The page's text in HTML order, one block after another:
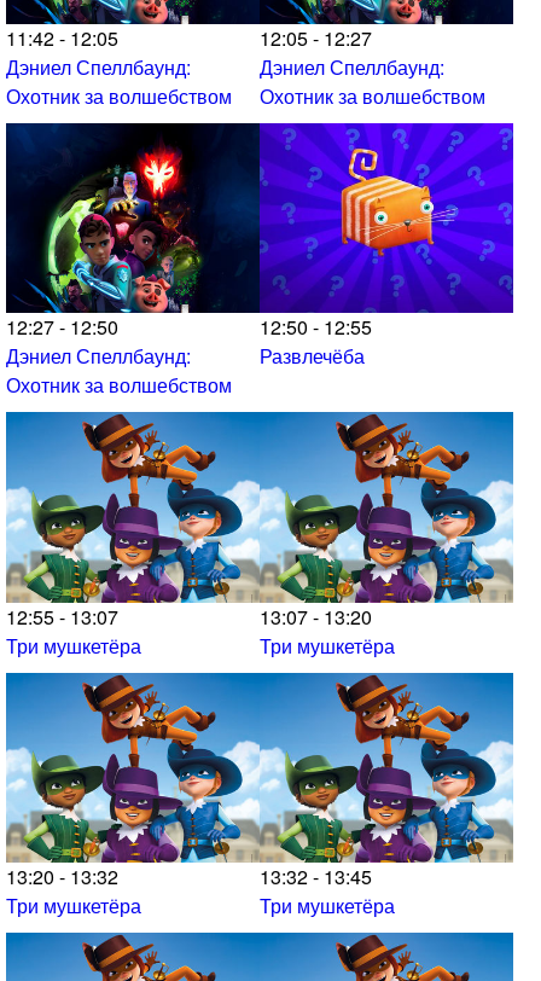
11:42 - 12:05
Дэниел Спеллбаунд:
Охотник за волшебством
12:05 - 12:27
Дэниел Спеллбаунд:
Охотник за волшебством
12:27 - 12:50
Дэниел Спеллбаунд:
Охотник за волшебством
12:50 - 12:55
Развлечёба
12:55 - 13:07
Три мушкетёра
13:07 - 13:20
Три мушкетёра
13:20 - 13:32
Три мушкетёра
13:32 - 13:45
Три мушкетёра